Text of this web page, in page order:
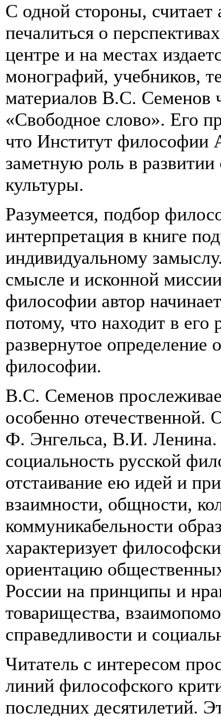
С одной стороны, считает
печалиться о
центре и на местах
монографий, учебников,
материалов В.С. Семенов
«Свободное слово». Его
что Институт
заметную роль в
культуры.
Разумеется, подбор
интерпретация в книге
индивидуальному
смысле и исконной
философии автор
потому, что находит в его
развернутое определение
философии.
В.С. Семенов
особенно
Ф. Энгельса, В.И. Ленина.
социальность русской
отстаивание ею идей и
взаимности, общности,
коммуникабельности
характеризует
ориентацию
России на принципы и
товарищества,
справедливости и
Читатель с интересом
линий философского
последних десятилетий.